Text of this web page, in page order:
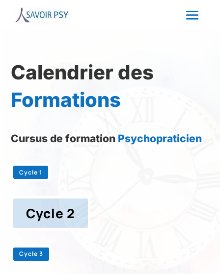
Calendrier des
Formations
Cursus de formation Psychopraticien
Cycle 1
Cycle 2
Cycle 3